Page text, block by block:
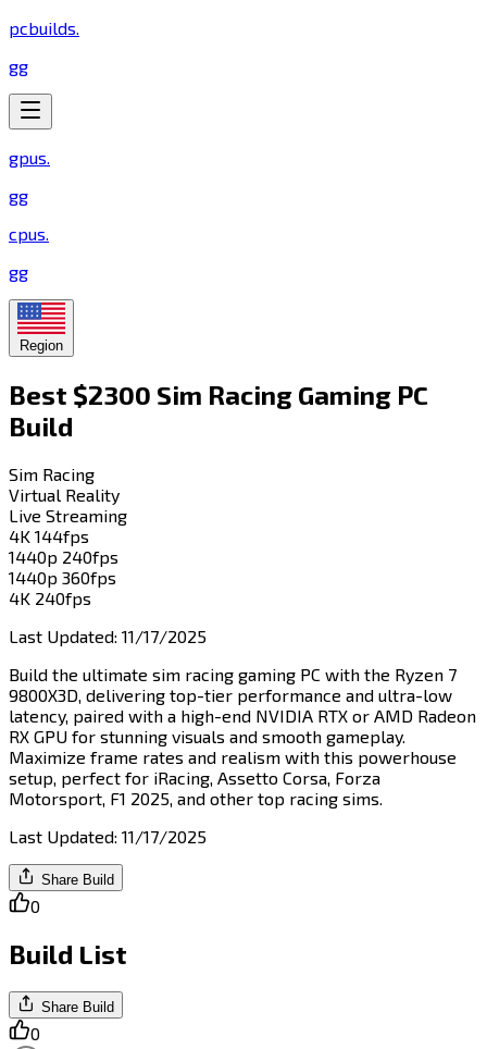
pcbuilds.
gg
gpus.
gg
cpus.
gg
Region
Best $2300 Sim Racing Gaming PC
Build​​​​‌ ‍ ​‍​‍‌‍ ‌ ​‍‌‍‍‌‌‍‌ ‌‍‍‌‌‍ ‍​‍​‍​ ‍‍​‍​‍‌ ​ ‌‍​‌‌‍ ‍‌‍‍‌‌ ‌​‌ ‍‌​‍ ‍‌‍‍‌‌‍ ​‍​‍​‍ ​​‍​‍‌‍‍​‌ ​‍‌‍‌‌‌‍‌‍​‍​‍​ ‍‍​‍​‍​‍ ‌‍​‌‌‍‌​‌‍ ‌‌‍‍‌‌‍ ‍​‍ ‌‍‍‌‌‍ ‍‌ ‌​‌‍‌‌‌‍ ‍‌ ‌​​‍ ‌‍‌‌‌‍‌​‌‍‍‌‌ ‌​​‍ ‌‍ ‌‌‍ ‌‍‌​‌‍‌‌​ ‌‌ ​​‌ ​‍‌‍‌‌‌ ​ ‌‍‌‌‌‍ ‍‌ ‌​‌‍​‌‌ ‌​‌‍‍‌‌‍ ‌‍ ‍​ ‍ ‌‍‍‌‌‍‌​​ ‌​ ‌​​ ​​​ ​‍​ ‍​‌‍​ ​ ‌‍​ ‌‍‌‍​‍​‍ ‌‌‍​‌​ ‌‌​ ‌ ‌‍‌‌​‍ ‌​ ‌​​ ‌‍​ ‌‍​ ​‌​‍ ‌​ ‍​‌‍​‍​ ‍‌​ ‍​​‍ ‌‌‍​‍​ ‍​​ ‍​‌‍‌‍​ ​ ​ ​​​ ​​​ ‍​​ ‌​​ ​​‌‍​ ​ ‍​​ ‍ ‌ ‌​‌ ‍‌‌ ​​‌‍‌‌​ ‌‌‍​‍‌ ‌‌‌‍‍‌‌‍ ​‌‍‌​​ ‍ ‌ ​​‌‍​‌‌ ‌​‌‍‍​​ ‌‌‍‍‌​ ​‌​ ‍​‌‍ ‍‌‌ ‌‍ ‍‌‍​‌‌‍ ‌‌‍‌‌​‍‌‌​ ‌‌‌​​‍‌‌ ‌‍‍ ‌‍‌‌‌ ‍‌​‍‌‌​ ​ ‌​‌​​‍‌‌​ ​ ‌​‌​​‍‌‌​ ​‍​ ​‍‌‍‌‌‌‍ ‍​‍‌‌​ ​‍​ ​‍​‍‌‌​ ‌‌‌​‌​​‍ ‍‌ ‌‍‌‍​‌‌‍ ​‌ ‌‌‌‍‌‌​ ‌‍​‍‌‍​‌‌ ​ ‌‍‌‌‌‌‌‌‌ ​‍‌‍ ​​ ‌​‍‌‌​ ​‍‌​‌‍‌‍​‌‌‍‌​‌‍ ‌‌‍‍‌‌‍ ‍​‍‌‍‌‍‍‌‌‍‌​​ ‌​ ‌​​ ​​​ ​‍​ ‍​‌‍​ ​ ‌‍​ ‌‍‌‍​‍​‍ ‌‌‍​‌​ ‌‌​ ‌ ‌‍‌‌​‍ ‌​ ‌​​ ‌‍​ ‌‍​ ​‌​‍ ‌​ ‍​‌‍​‍​ ‍‌​ ‍​​‍ ‌‌‍​‍​ ‍​​ ‍​‌‍‌‍​ ​ ​ ​​​ ​​​ ‍​​ ‌​​ ​​‌‍​ ​ ‍​​‍‌‍‌ ‌​‌ ‍‌‌ ​​‌‍‌‌​ ‌‌‍​‍‌ ‌‌‌‍‍‌‌‍ ​‌‍‌​​‍‌‍‌ ​​‌‍​‌‌ ‌​‌‍‍​​ ‌‌‍‍‌​ ​‌​ ‍​‌‍ ‍‌‌ ‌‍ ‍‌‍​‌‌‍ ‌‌‍‌‌​‍‌‌​ ‌‌‌​​‍‌‌ ‌‍‍ ‌‍‌‌‌ ‍‌​‍‌‌​ ​ ‌​‌​​‍‌‌​ ​ ‌​‌​​‍‌‌​ ​‍​ ​‍‌‍‌‌‌‍ ‍​‍‌‌​ ​‍​ ​‍​‍‌‌​ ‌‌‌​‌​​‍ ‍‌ ‌‍‌‍​‌‌‍ ​‌ ‌‌‌‍‌‌​‍‌‍‌ ​​‌‍‌‌‌ ​‍‌ ​ ‌ ​​‌‍‌‌‌‍​ ‌ ‌​‌‍‍‌‌ ‌‍‌‍‌‌​ ‌‌ ​​‌ ‌‌‌‍​‍‌‍ ​‌‍‍‌‌ ​ ‌‍‍​‌‍‌‌‌‍‌​​‍​‍‌ ‌
Sim Racing​​​​‌ ‍ ​‍​‍‌‍ ‌ ​‍‌‍‍‌‌‍‌ ‌‍‍‌‌‍ ‍​‍​‍​ ‍‍​‍​‍‌ ​ ‌‍​‌‌‍ ‍‌‍‍‌‌ ‌​‌ ‍‌​‍ ‍‌‍‍‌‌‍ ​‍​‍​‍ ​​‍​‍‌‍‍​‌ ​‍‌‍‌‌‌‍‌‍​‍​‍​ ‍‍​‍​‍​‍ ‌‍​‌‌‍‌​‌‍ ‌‌‍‍‌‌‍ ‍​‍ ‌‍‍‌‌‍ ‍‌ ‌​‌‍‌‌‌‍ ‍‌ ‌​​‍ ‌‍‌‌‌‍‌​‌‍‍‌‌ ‌​​‍ ‌‍ ‌‌‍ ‌‍‌​‌‍‌‌​ ‌‌ ​​‌ ​‍‌‍‌‌‌ ​ ‌‍‌‌‌‍ ‍‌ ‌​‌‍​‌‌ ‌​‌‍‍‌‌‍ ‌‍ ‍​ ‍ ‌‍‍‌‌‍‌​​ ‌​ ‌​​ ‌‍‌‍‌‌​ ‌​​ ​‍​ ‌ ​ ‌ ​ ‍‌​‍ ‌‌‍‌​‌‍‌‌​ ‍‌​ ‍​​‍ ‌​ ‌​‌‍‌​‌‍‌‍​ ‌‍​‍ ‌​ ‍‌‌‍​ ​ ‌​​ ​​​‍ ‌​ ‌‌‌‍‌​​ ​​​ ‌​​ ​‌​ ​‍‌‍​‌‌‍‌‍‌‍‌​​ ‌ ‌‍‌​‌‍‌‍​ ‍ ‌ ‌​‌ ‍‌‌ ​​‌‍‌‌​ ‌‌ ‌​‌‍​‌‌‍‌ ​ ‍ ‌ ​​‌‍​‌‌ ‌​‌‍‍​​ ‌‌‍ ‍‌‍​‌‌‍ ‌‌‍‌‌​ ‌‍​‍‌‍​‌‌ ​ ‌‍‌‌‌‌‌‌‌ ​‍‌‍ ​​ ‌​‍‌‌​ ​‍‌​‌‍‌‍​‌‌‍‌​‌‍ ‌‌‍‍‌‌‍ ‍​‍‌‍‌‍‍‌‌‍‌​​ ‌​ ‌​​ ‌‍‌‍‌‌​ ‌​​ ​‍​ ‌ ​ ‌ ​ ‍‌​‍ ‌‌‍‌​‌‍‌‌​ ‍‌​ ‍​​‍ ‌​ ‌​‌‍‌​‌‍‌‍​ ‌‍​‍ ‌​ ‍‌‌‍​ ​ ‌​​ ​​​‍ ‌​ ‌‌‌‍‌​​ ​​​ ‌​​ ​‌​ ​‍‌‍​‌‌‍‌‍‌‍‌​​ ‌ ‌‍‌​‌‍‌‍​‍‌‍‌ ‌​‌ ‍‌‌ ​​‌‍‌‌​ ‌‌ ‌​‌‍​‌‌‍‌ ​‍‌‍‌ ​​‌‍​‌‌ ‌​‌‍‍​​ ‌‌‍ ‍‌‍​‌‌‍ ‌‌‍‌‌​‍‌‍‌ ​​‌‍‌‌‌ ​‍‌ ​ ‌ ​​‌‍‌‌‌‍​ ‌ ‌​‌‍‍‌‌ ‌‍‌‍‌‌​ ‌‌ ​​‌ ‌‌‌‍​‍‌‍ ​‌‍‍‌‌ ​ ‌‍‍​‌‍‌‌‌‍‌​​‍​‍‌ ‌
Virtual Reality​​​​‌ ‍ ​‍​‍‌‍ ‌ ​‍‌‍‍‌‌‍‌ ‌‍‍‌‌‍ ‍​‍​‍​ ‍‍​‍​‍‌ ​ ‌‍​‌‌‍ ‍‌‍‍‌‌ ‌​‌ ‍‌​‍ ‍‌‍‍‌‌‍ ​‍​‍​‍ ​​‍​‍‌‍‍​‌ ​‍‌‍‌‌‌‍‌‍​‍​‍​ ‍‍​‍​‍​‍ ‌‍​‌‌‍‌​‌‍ ‌‌‍‍‌‌‍ ‍​‍ ‌‍‍‌‌‍ ‍‌ ‌​‌‍‌‌‌‍ ‍‌ ‌​​‍ ‌‍‌‌‌‍‌​‌‍‍‌‌ ‌​​‍ ‌‍ ‌‌‍ ‌‍‌​‌‍‌‌​ ‌‌ ​​‌ ​‍‌‍‌‌‌ ​ ‌‍‌‌‌‍ ‍‌ ‌​‌‍​‌‌ ‌​‌‍‍‌‌‍ ‌‍ ‍​ ‍ ‌‍‍‌‌‍‌​​ ‌​ ​‌​ ​‌‌‍​‌​ ‍‌‌‍‌‌‌‍​‍​ ‌ ​ ​‍​‍ ‌​ ‌​‌‍‌​​ ​‍​ ‌​​‍ ‌​ ‌​​ ​​‌‍‌​​ ​‍​‍ ‌‌‍​‌‌‍​‌‌‍‌​‌‍​‌​‍ ‌‌‍‌‍‌‍‌​‌‍​‍​ ‍‌​ ‌ ​ ‌‍‌‍​‌​ ‌ ‌‍​‍​ ‍​​ ‍‌‌‍‌‍​ ‍ ‌ ‌​‌ ‍‌‌ ​​‌‍‌‌​ ‌‌ ‌​‌‍​‌‌‍‌ ​ ‍ ‌ ​​‌‍​‌‌ ‌​‌‍‍​​ ‌‌‍ ‍‌‍​‌‌‍ ‌‌‍‌‌​ ‌‍​‍‌‍​‌‌ ​ ‌‍‌‌‌‌‌‌‌ ​‍‌‍ ​​ ‌​‍‌‌​ ​‍‌​‌‍‌‍​‌‌‍‌​‌‍ ‌‌‍‍‌‌‍ ‍​‍‌‍‌‍‍‌‌‍‌​​ ‌​ ​‌​ ​‌‌‍​‌​ ‍‌‌‍‌‌‌‍​‍​ ‌ ​ ​‍​‍ ‌​ ‌​‌‍‌​​ ​‍​ ‌​​‍ ‌​ ‌​​ ​​‌‍‌​​ ​‍​‍ ‌‌‍​‌‌‍​‌‌‍‌​‌‍​‌​‍ ‌‌‍‌‍‌‍‌​‌‍​‍​ ‍‌​ ‌ ​ ‌‍‌‍​‌​ ‌ ‌‍​‍​ ‍​​ ‍‌‌‍‌‍​‍‌‍‌ ‌​‌ ‍‌‌ ​​‌‍‌‌​ ‌‌ ‌​‌‍​‌‌‍‌ ​‍‌‍‌ ​​‌‍​‌‌ ‌​‌‍‍​​ ‌‌‍ ‍‌‍​‌‌‍ ‌‌‍‌‌​‍‌‍‌ ​​‌‍‌‌‌ ​‍‌ ​ ‌ ​​‌‍‌‌‌‍​ ‌ ‌​‌‍‍‌‌ ‌‍‌‍‌‌​ ‌‌ ​​‌ ‌‌‌‍​‍‌‍ ​‌‍‍‌‌ ​ ‌‍‍​‌‍‌‌‌‍‌​​‍​‍‌ ‌
Live Streaming​​​​‌ ‍ ​‍​‍‌‍ ‌ ​‍‌‍‍‌‌‍‌ ‌‍‍‌‌‍ ‍​‍​‍​ ‍‍​‍​‍‌ ​ ‌‍​‌‌‍ ‍‌‍‍‌‌ ‌​‌ ‍‌​‍ ‍‌‍‍‌‌‍ ​‍​‍​‍ ​​‍​‍‌‍‍​‌ ​‍‌‍‌‌‌‍‌‍​‍​‍​ ‍‍​‍​‍​‍ ‌‍​‌‌‍‌​‌‍ ‌‌‍‍‌‌‍ ‍​‍ ‌‍‍‌‌‍ ‍‌ ‌​‌‍‌‌‌‍ ‍‌ ‌​​‍ ‌‍‌‌‌‍‌​‌‍‍‌‌ ‌​​‍ ‌‍ ‌‌‍ ‌‍‌​‌‍‌‌​ ‌‌ ​​‌ ​‍‌‍‌‌‌ ​ ‌‍‌‌‌‍ ‍‌ ‌​‌‍​‌‌ ‌​‌‍‍‌‌‍ ‌‍ ‍​ ‍ ‌‍‍‌‌‍‌​​ ‌​ ​‌‌‍​‍​ ‌‍‌‍​‌‌‍​ ​ ​‌‌‍​‍​ ​‍​‍ ‌‌‍‌​​ ‌ ​ ‍​​ ‌‍​‍ ‌​ ‌​​ ‍​‌‍‌‌​ ‍‌​‍ ‌‌‍​‍​ ​‌‌‍‌‌‌‍‌​​‍ ‌​ ​​‌‍​‍​ ‍‌​ ‌ ‌‍​‍‌‍‌​​ ‌ ​ ‌ ​ ​‌‌‍‌​​ ​​‌‍‌​​ ‍ ‌ ‌​‌ ‍‌‌ ​​‌‍‌‌​ ‌‌ ‌​‌‍​‌‌‍‌ ​ ‍ ‌ ​​‌‍​‌‌ ‌​‌‍‍​​ ‌‌‍ ‍‌‍​‌‌‍ ‌‌‍‌‌​ ‌‍​‍‌‍​‌‌ ​ ‌‍‌‌‌‌‌‌‌ ​‍‌‍ ​​ ‌​‍‌‌​ ​‍‌​‌‍‌‍​‌‌‍‌​‌‍ ‌‌‍‍‌‌‍ ‍​‍‌‍‌‍‍‌‌‍‌​​ ‌​ ​‌‌‍​‍​ ‌‍‌‍​‌‌‍​ ​ ​‌‌‍​‍​ ​‍​‍ ‌‌‍‌​​ ‌ ​ ‍​​ ‌‍​‍ ‌​ ‌​​ ‍​‌‍‌‌​ ‍‌​‍ ‌‌‍​‍​ ​‌‌‍‌‌‌‍‌​​‍ ‌​ ​​‌‍​‍​ ‍‌​ ‌ ‌‍​‍‌‍‌​​ ‌ ​ ‌ ​ ​‌‌‍‌​​ ​​‌‍‌​​‍‌‍‌ ‌​‌ ‍‌‌ ​​‌‍‌‌​ ‌‌ ‌​‌‍​‌‌‍‌ ​‍‌‍‌ ​​‌‍​‌‌ ‌​‌‍‍​​ ‌‌‍ ‍‌‍​‌‌‍ ‌‌‍‌‌​‍‌‍‌ ​​‌‍‌‌‌ ​‍‌ ​ ‌ ​​‌‍‌‌‌‍​ ‌ ‌​‌‍‍‌‌ ‌‍‌‍‌‌​ ‌‌ ​​‌ ‌‌‌‍​‍‌‍ ​‌‍‍‌‌ ​ ‌‍‍​‌‍‌‌‌‍‌​​‍​‍‌ ‌
4K 144fps​​​​‌ ‍ ​‍​‍‌‍ ‌ ​‍‌‍‍‌‌‍‌ ‌‍‍‌‌‍ ‍​‍​‍​ ‍‍​‍​‍‌ ​ ‌‍​‌‌‍ ‍‌‍‍‌‌ ‌​‌ ‍‌​‍ ‍‌‍‍‌‌‍ ​‍​‍​‍ ​​‍​‍‌‍‍​‌ ​‍‌‍‌‌‌‍‌‍​‍​‍​ ‍‍​‍​‍​‍ ‌‍​‌‌‍‌​‌‍ ‌‌‍‍‌‌‍ ‍​‍ ‌‍‍‌‌‍ ‍‌ ‌​‌‍‌‌‌‍ ‍‌ ‌​​‍ ‌‍‌‌‌‍‌​‌‍‍‌‌ ‌​​‍ ‌‍ ‌‌‍ ‌‍‌​‌‍‌‌​ ‌‌ ​​‌ ​‍‌‍‌‌‌ ​ ‌‍‌‌‌‍ ‍‌ ‌​‌‍​‌‌ ‌​‌‍‍‌‌‍ ‌‍ ‍​ ‍ ‌‍‍‌‌‍‌​​ ‌​ ‌ ‌‍​‍‌‍‌‍​ ​‍‌‍‌‍‌‍‌​​ ​‍‌‍‌‌​‍ ‌‌‍​‍‌‍​ ​ ‌​​ ​‍​‍ ‌​ ‌​​ ‍‌​ ‍​​ ‍‌​‍ ‌​ ‍​‌‍‌​​ ​ ​ ‌​​‍ ‌​ ‌‍‌‍​‌​ ‍​​ ​​​ ‍​​ ‍​​ ​ ​ ‌​​ ​ ​ ‌​​ ‍​‌‍​‌​ ‍ ‌ ‌​‌ ‍‌‌ ​​‌‍‌‌​ ‌‌ ​​‌‍‌‌‌ ​‍‌‍‌‍‌‍ ‌ ​‍‌‍ ‌‌‍​‌‌‍ ‍‌‍​ ‌‍‌‌​ ‍ ‌ ​​‌‍​‌‌ ‌​‌‍‍​​ ‌‌‍ ‍‌‍​‌‌‍ ‌‌‍‌‌​ ‌‍​‍‌‍​‌‌ ​ ‌‍‌‌‌‌‌‌‌ ​‍‌‍ ​​ ‌​‍‌‌​ ​‍‌​‌‍‌‍​‌‌‍‌​‌‍ ‌‌‍‍‌‌‍ ‍​‍‌‍‌‍‍‌‌‍‌​​ ‌​ ‌ ‌‍​‍‌‍‌‍​ ​‍‌‍‌‍‌‍‌​​ ​‍‌‍‌‌​‍ ‌‌‍​‍‌‍​ ​ ‌​​ ​‍​‍ ‌​ ‌​​ ‍‌​ ‍​​ ‍‌​‍ ‌​ ‍​‌‍‌​​ ​ ​ ‌​​‍ ‌​ ‌‍‌‍​‌​ ‍​​ ​​​ ‍​​ ‍​​ ​ ​ ‌​​ ​ ​ ‌​​ ‍​‌‍​‌​‍‌‍‌ ‌​‌ ‍‌‌ ​​‌‍‌‌​ ‌‌ ​​‌‍‌‌‌ ​‍‌‍‌‍‌‍ ‌ ​‍‌‍ ‌‌‍​‌‌‍ ‍‌‍​ ‌‍‌‌​‍‌‍‌ ​​‌‍​‌‌ ‌​‌‍‍​​ ‌‌‍ ‍‌‍​‌‌‍ ‌‌‍‌‌​‍‌‍‌ ​​‌‍‌‌‌ ​‍‌ ​ ‌ ​​‌‍‌‌‌‍​ ‌ ‌​‌‍‍‌‌ ‌‍‌‍‌‌​ ‌‌ ​​‌ ‌‌‌‍​‍‌‍ ​‌‍‍‌‌ ​ ‌‍‍​‌‍‌‌‌‍‌​​‍​‍‌ ‌
1440p 240fps​​​​‌ ‍ ​‍​‍‌‍ ‌ ​‍‌‍‍‌‌‍‌ ‌‍‍‌‌‍ ‍​‍​‍​ ‍‍​‍​‍‌ ​ ‌‍​‌‌‍ ‍‌‍‍‌‌ ‌​‌ ‍‌​‍ ‍‌‍‍‌‌‍ ​‍​‍​‍ ​​‍​‍‌‍‍​‌ ​‍‌‍‌‌‌‍‌‍​‍​‍​ ‍‍​‍​‍​‍ ‌‍​‌‌‍‌​‌‍ ‌‌‍‍‌‌‍ ‍​‍ ‌‍‍‌‌‍ ‍‌ ‌​‌‍‌‌‌‍ ‍‌ ‌​​‍ ‌‍‌‌‌‍‌​‌‍‍‌‌ ‌​​‍ ‌‍ ‌‌‍ ‌‍‌​‌‍‌‌​ ‌‌ ​​‌ ​‍‌‍‌‌‌ ​ ‌‍‌‌‌‍ ‍‌ ‌​‌‍​‌‌ ‌​‌‍‍‌‌‍ ‌‍ ‍​ ‍ ‌‍‍‌‌‍‌​​ ‌‌‍​‍​ ​‌​ ​ ‌‍‌‍​ ​‍‌‍‌‍‌‍​ ​ ‍​​‍ ‌​ ​‌‌‍‌‌‌‍​‌​ ​‌​‍ ‌​ ‌​‌‍​‌‌‍​ ​ ​‍​‍ ‌​ ‍​​ ​​​ ‌‍‌‍​ ​‍ ‌‌‍​‌​ ​​​ ‍​​ ‍​​ ‍​​ ‌‍​ ‌ ​ ‌ ​ ​‍​ ‍​​ ​ ​ ​ ​ ‍ ‌ ‌​‌ ‍‌‌ ​​‌‍‌‌​ ‌‌ ​​‌‍‌‌‌ ​‍‌‍‌‍‌‍ ‌ ​‍‌‍ ‌‌‍​‌‌‍ ‍‌‍​ ‌‍‌‌​ ‍ ‌ ​​‌‍​‌‌ ‌​‌‍‍​​ ‌‌‍ ‍‌‍​‌‌‍ ‌‌‍‌‌​ ‌‍​‍‌‍​‌‌ ​ ‌‍‌‌‌‌‌‌‌ ​‍‌‍ ​​ ‌​‍‌‌​ ​‍‌​‌‍‌‍​‌‌‍‌​‌‍ ‌‌‍‍‌‌‍ ‍​‍‌‍‌‍‍‌‌‍‌​​ ‌‌‍​‍​ ​‌​ ​ ‌‍‌‍​ ​‍‌‍‌‍‌‍​ ​ ‍​​‍ ‌​ ​‌‌‍‌‌‌‍​‌​ ​‌​‍ ‌​ ‌​‌‍​‌‌‍​ ​ ​‍​‍ ‌​ ‍​​ ​​​ ‌‍‌‍​ ​‍ ‌‌‍​‌​ ​​​ ‍​​ ‍​​ ‍​​ ‌‍​ ‌ ​ ‌ ​ ​‍​ ‍​​ ​ ​ ​ ​‍‌‍‌ ‌​‌ ‍‌‌ ​​‌‍‌‌​ ‌‌ ​​‌‍‌‌‌ ​‍‌‍‌‍‌‍ ‌ ​‍‌‍ ‌‌‍​‌‌‍ ‍‌‍​ ‌‍‌‌​‍‌‍‌ ​​‌‍​‌‌ ‌​‌‍‍​​ ‌‌‍ ‍‌‍​‌‌‍ ‌‌‍‌‌​‍‌‍‌ ​​‌‍‌‌‌ ​‍‌ ​ ‌ ​​‌‍‌‌‌‍​ ‌ ‌​‌‍‍‌‌ ‌‍‌‍‌‌​ ‌‌ ​​‌ ‌‌‌‍​‍‌‍ ​‌‍‍‌‌ ​ ‌‍‍​‌‍‌‌‌‍‌​​‍​‍‌ ‌
1440p 360fps​​​​‌ ‍ ​‍​‍‌‍ ‌ ​‍‌‍‍‌‌‍‌ ‌‍‍‌‌‍ ‍​‍​‍​ ‍‍​‍​‍‌ ​ ‌‍​‌‌‍ ‍‌‍‍‌‌ ‌​‌ ‍‌​‍ ‍‌‍‍‌‌‍ ​‍​‍​‍ ​​‍​‍‌‍‍​‌ ​‍‌‍‌‌‌‍‌‍​‍​‍​ ‍‍​‍​‍​‍ ‌‍​‌‌‍‌​‌‍ ‌‌‍‍‌‌‍ ‍​‍ ‌‍‍‌‌‍ ‍‌ ‌​‌‍‌‌‌‍ ‍‌ ‌​​‍ ‌‍‌‌‌‍‌​‌‍‍‌‌ ‌​​‍ ‌‍ ‌‌‍ ‌‍‌​‌‍‌‌​ ‌‌ ​​‌ ​‍‌‍‌‌‌ ​ ‌‍‌‌‌‍ ‍‌ ‌​‌‍​‌‌ ‌​‌‍‍‌‌‍ ‌‍ ‍​ ‍ ‌‍‍‌‌‍‌​​ ‌​ ‌‍​ ‌‌​ ‍​‌‍​‍​ ‌​​ ‌​‌‍‌​‌‍​ ​‍ ‌​ ‌​​ ‌‍‌‍​ ​ ‌​​‍ ‌​ ‌​​ ‌‌​ ‍​​ ​‌​‍ ‌​ ‍‌​ ‌‌‌‍‌‍​ ‌ ​‍ ‌​ ​ ​ ‌ ​ ‍‌‌‍‌‌​ ‌‌​ ​ ​ ‌‍‌‍​ ​ ​‍​ ‌​‌‍‌‍​ ‍‌​ ‍ ‌ ‌​‌ ‍‌‌ ​​‌‍‌‌​ ‌‌ ​​‌‍‌‌‌ ​‍‌‍‌‍‌‍ ‌ ​‍‌‍ ‌‌‍​‌‌‍ ‍‌‍​ ‌‍‌‌​ ‍ ‌ ​​‌‍​‌‌ ‌​‌‍‍​​ ‌‌‍ ‍‌‍​‌‌‍ ‌‌‍‌‌​ ‌‍​‍‌‍​‌‌ ​ ‌‍‌‌‌‌‌‌‌ ​‍‌‍ ​​ ‌​‍‌‌​ ​‍‌​‌‍‌‍​‌‌‍‌​‌‍ ‌‌‍‍‌‌‍ ‍​‍‌‍‌‍‍‌‌‍‌​​ ‌​ ‌‍​ ‌‌​ ‍​‌‍​‍​ ‌​​ ‌​‌‍‌​‌‍​ ​‍ ‌​ ‌​​ ‌‍‌‍​ ​ ‌​​‍ ‌​ ‌​​ ‌‌​ ‍​​ ​‌​‍ ‌​ ‍‌​ ‌‌‌‍‌‍​ ‌ ​‍ ‌​ ​ ​ ‌ ​ ‍‌‌‍‌‌​ ‌‌​ ​ ​ ‌‍‌‍​ ​ ​‍​ ‌​‌‍‌‍​ ‍‌​‍‌‍‌ ‌​‌ ‍‌‌ ​​‌‍‌‌​ ‌‌ ​​‌‍‌‌‌ ​‍‌‍‌‍‌‍ ‌ ​‍‌‍ ‌‌‍​‌‌‍ ‍‌‍​ ‌‍‌‌​‍‌‍‌ ​​‌‍​‌‌ ‌​‌‍‍​​ ‌‌‍ ‍‌‍​‌‌‍ ‌‌‍‌‌​‍‌‍‌ ​​‌‍‌‌‌ ​‍‌ ​ ‌ ​​‌‍‌‌‌‍​ ‌ ‌​‌‍‍‌‌ ‌‍‌‍‌‌​ ‌‌ ​​‌ ‌‌‌‍​‍‌‍ ​‌‍‍‌‌ ​ ‌‍‍​‌‍‌‌‌‍‌​​‍​‍‌ ‌
4K 240fps​​​​‌ ‍ ​‍​‍‌‍ ‌ ​‍‌‍‍‌‌‍‌ ‌‍‍‌‌‍ ‍​‍​‍​ ‍‍​‍​‍‌ ​ ‌‍​‌‌‍ ‍‌‍‍‌‌ ‌​‌ ‍‌​‍ ‍‌‍‍‌‌‍ ​‍​‍​‍ ​​‍​‍‌‍‍​‌ ​‍‌‍‌‌‌‍‌‍​‍​‍​ ‍‍​‍​‍​‍ ‌‍​‌‌‍‌​‌‍ ‌‌‍‍‌‌‍ ‍​‍ ‌‍‍‌‌‍ ‍‌ ‌​‌‍‌‌‌‍ ‍‌ ‌​​‍ ‌‍‌‌‌‍‌​‌‍‍‌‌ ‌​​‍ ‌‍ ‌‌‍ ‌‍‌​‌‍‌‌​ ‌‌ ​​‌ ​‍‌‍‌‌‌ ​ ‌‍‌‌‌‍ ‍‌ ‌​‌‍​‌‌ ‌​‌‍‍‌‌‍ ‌‍ ‍​ ‍ ‌‍‍‌‌‍‌​​ ‌‌‍​‍​ ‌‍​ ​‍‌‍‌‌‌‍​‌​ ​‍‌‍​‍​ ‌​​‍ ‌​ ​​​ ‌​‌‍‌‍​ ‌​​‍ ‌​ ‌​‌‍‌​‌‍​‍​ ​‌​‍ ‌‌‍​‌​ ‌ ​ ‌​​ ​‌​‍ ‌​ ‌‌​ ‍​​ ‌​​ ‌‍​ ​ ​ ‍​‌‍‌‍​ ‌‌​ ‍​​ ‌‍​ ‌​‌‍‌‌​ ‍ ‌ ‌​‌ ‍‌‌ ​​‌‍‌‌​ ‌‌ ​​‌‍‌‌‌ ​‍‌‍‌‍‌‍ ‌ ​‍‌‍ ‌‌‍​‌‌‍ ‍‌‍​ ‌‍‌‌​ ‍ ‌ ​​‌‍​‌‌ ‌​‌‍‍​​ ‌‌‍ ‍‌‍​‌‌‍ ‌‌‍‌‌​ ‌‍​‍‌‍​‌‌ ​ ‌‍‌‌‌‌‌‌‌ ​‍‌‍ ​​ ‌​‍‌‌​ ​‍‌​‌‍‌‍​‌‌‍‌​‌‍ ‌‌‍‍‌‌‍ ‍​‍‌‍‌‍‍‌‌‍‌​​ ‌‌‍​‍​ ‌‍​ ​‍‌‍‌‌‌‍​‌​ ​‍‌‍​‍​ ‌​​‍ ‌​ ​​​ ‌​‌‍‌‍​ ‌​​‍ ‌​ ‌​‌‍‌​‌‍​‍​ ​‌​‍ ‌‌‍​‌​ ‌ ​ ‌​​ ​‌​‍ ‌​ ‌‌​ ‍​​ ‌​​ ‌‍​ ​ ​ ‍​‌‍‌‍​ ‌‌​ ‍​​ ‌‍​ ‌​‌‍‌‌​‍‌‍‌ ‌​‌ ‍‌‌ ​​‌‍‌‌​ ‌‌ ​​‌‍‌‌‌ ​‍‌‍‌‍‌‍ ‌ ​‍‌‍ ‌‌‍​‌‌‍ ‍‌‍​ ‌‍‌‌​‍‌‍‌ ​​‌‍​‌‌ ‌​‌‍‍​​ ‌‌‍ ‍‌‍​‌‌‍ ‌‌‍‌‌​‍‌‍‌ ​​‌‍‌‌‌ ​‍‌ ​ ‌ ​​‌‍‌‌‌‍​ ‌ ‌​‌‍‍‌‌ ‌‍‌‍‌‌​ ‌‌ ​​‌ ‌‌‌‍​‍‌‍ ​‌‍‍‌‌ ​ ‌‍‍​‌‍‌‌‌‍‌​​‍​‍‌ ‌
Last Updated: 11/17/2025
Build the ultimate sim racing gaming PC with the Ryzen 7
9800X3D, delivering top-tier performance and ultra-low
latency, paired with a high-end NVIDIA RTX or AMD Radeon
RX GPU for stunning visuals and smooth gameplay.
Maximize frame rates and realism with this powerhouse
setup, perfect for iRacing, Assetto Corsa, Forza
Motorsport, F1 2025, and other top racing sims.​​​​‌ ‍ ​‍​‍‌‍ ‌ ​‍‌‍‍‌‌‍‌ ‌‍‍‌‌‍ ‍​‍​‍​ ‍‍​‍​‍‌ ​ ‌‍​‌‌‍ ‍‌‍‍‌‌ ‌​‌ ‍‌​‍ ‍‌‍‍‌‌‍ ​‍​‍​‍ ​​‍​‍‌‍‍​‌ ​‍‌‍‌‌‌‍‌‍​‍​‍​ ‍‍​‍​‍​‍ ‌‍​‌‌‍‌​‌‍ ‌‌‍‍‌‌‍ ‍​‍ ‌‍‍‌‌‍ ‍‌ ‌​‌‍‌‌‌‍ ‍‌ ‌​​‍ ‌‍‌‌‌‍‌​‌‍‍‌‌ ‌​​‍ ‌‍ ‌‌‍ ‌‍‌​‌‍‌‌​ ‌‌ ​​‌ ​‍‌‍‌‌‌ ​ ‌‍‌‌‌‍ ‍‌ ‌​‌‍​‌‌ ‌​‌‍‍‌‌‍ ‌‍ ‍​ ‍ ‌‍‍‌‌‍‌​​ ‌​ ‌​​ ​​​ ​‍​ ‍​‌‍​ ​ ‌‍​ ‌‍‌‍​‍​‍ ‌‌‍​‌​ ‌‌​ ‌ ‌‍‌‌​‍ ‌​ ‌​​ ‌‍​ ‌‍​ ​‌​‍ ‌​ ‍​‌‍​‍​ ‍‌​ ‍​​‍ ‌‌‍​‍​ ‍​​ ‍​‌‍‌‍​ ​ ​ ​​​ ​​​ ‍​​ ‌​​ ​​‌‍​ ​ ‍​​ ‍ ‌ ‌​‌ ‍‌‌ ​​‌‍‌‌​ ‌‌‍​‍‌ ‌‌‌‍‍‌‌‍ ​‌‍‌​​ ‍ ‌ ​​‌‍​‌‌ ‌​‌‍‍​​ ‌‌‍‍‌​ ​‌​ ‍​‌‍ ‍‌‌ ‌ ​ ‌‍‍​‌‍ ‌ ​‍‌ ‌​‌‌ ‌‍‌​‌‍‌‌‌ ​ ‌‍​ ​‍‌‌​ ‌‌‌​​‍‌‌ ‌‍‍ ‌‍‌‌‌ ‍‌​‍‌‌​ ​ ‌​‌​​‍‌‌​ ​ ‌​‌​​‍‌‌​ ​‍​ ​‍‌‍‌‌‌‍ ‍​‍‌‌​ ​‍​ ​‍​‍‌‌​ ‌‌‌​‌​​‍ ‍‌ ‌‍‌‍​‌‌‍ ​‌ ‌‌‌‍‌‌​‍‌‌​ ‌‌‌​​‍‌‌ ‌‍‍ ‌‍‌‌‌ ‍‌​‍‌‌​ ​ ‌​‌​​‍‌‌​ ​ ‌​‌​​‍‌‌​ ​‍​ ​‍​ ​​​ ‌‌​ ‍‌​ ​‌​ ​​​ ‍​​ ‌‍​ ‌‌​ ​‌‌‍​‌​ ‌‍​ ​ ​‍‌‌​ ​‍​ ​‍​‍‌‌​ ‌‌‌​‌​​‍ ‍‌‍​ ‌‍‍​‌‍‍‌‌‍ ​‌‍‌​‌ ​‍‌‍‌‌‌‍ ‍​‍‌‌​ ‌‌‌​​‍‌‌ ‌‍‍ ‌‍‌‌‌ ‍‌​‍‌‌​ ​ ‌​‌​​‍‌‌​ ​ ‌​‌​​‍‌‌​ ​‍​ ​‍​ ​ ​ ‍‌​ ‍‌​ ‍​‌‍‌‍‌‍​‍​ ‌​‌‍‌​​ ‌​‌‍‌‌‌‍‌‌​ ‌ ​‍‌‌​ ​‍​ ​‍​‍‌‌​ ‌‌‌​‌​​‍ ‍‌ ‌​‌‍‌‌‌ ‍​‌ ‌​​ ‌‍​‍‌‍​‌‌ ​ ‌‍‌‌‌‌‌‌‌ ​‍‌‍ ​​ ‌​‍‌‌​ ​‍‌​‌‍‌‍​‌‌‍‌​‌‍ ‌‌‍‍‌‌‍ ‍​‍‌‍‌‍‍‌‌‍‌​​ ‌​ ‌​​ ​​​ ​‍​ ‍​‌‍​ ​ ‌‍​ ‌‍‌‍​‍​‍ ‌‌‍​‌​ ‌‌​ ‌ ‌‍‌‌​‍ ‌​ ‌​​ ‌‍​ ‌‍​ ​‌​‍ ‌​ ‍​‌‍​‍​ ‍‌​ ‍​​‍ ‌‌‍​‍​ ‍​​ ‍​‌‍‌‍​ ​ ​ ​​​ ​​​ ‍​​ ‌​​ ​​‌‍​ ​ ‍​​‍‌‍‌ ‌​‌ ‍‌‌ ​​‌‍‌‌​ ‌‌‍​‍‌ ‌‌‌‍‍‌‌‍ ​‌‍‌​​‍‌‍‌ ​​‌‍​‌‌ ‌​‌‍‍​​ ‌‌‍‍‌​ ​‌​ ‍​‌‍ ‍‌‌ ‌ ​ ‌‍‍​‌‍ ‌ ​‍‌ ‌​‌‌ ‌‍‌​‌‍‌‌‌ ​ ‌‍​ ​‍‌‌​ ‌‌‌​​‍‌‌ ‌‍‍ ‌‍‌‌‌ ‍‌​‍‌‌​ ​ ‌​‌​​‍‌‌​ ​ ‌​‌​​‍‌‌​ ​‍​ ​‍‌‍‌‌‌‍ ‍​‍‌‌​ ​‍​ ​‍​‍‌‌​ ‌‌‌​‌​​‍ ‍‌ ‌‍‌‍​‌‌‍ ​‌ ‌‌‌‍‌‌​‍‌‌​ ‌‌‌​​‍‌‌ ‌‍‍ ‌‍‌‌‌ ‍‌​‍‌‌​ ​ ‌​‌​​‍‌‌​ ​ ‌​‌​​‍‌‌​ ​‍​ ​‍​ ​​​ ‌‌​ ‍‌​ ​‌​ ​​​ ‍​​ ‌‍​ ‌‌​ ​‌‌‍​‌​ ‌‍​ ​ ​‍‌‌​ ​‍​ ​‍​‍‌‌​ ‌‌‌​‌​​‍ ‍‌‍​ ‌‍‍​‌‍‍‌‌‍ ​‌‍‌​‌ ​‍‌‍‌‌‌‍ ‍​‍‌‌​ ‌‌‌​​‍‌‌ ‌‍‍ ‌‍‌‌‌ ‍‌​‍‌‌​ ​ ‌​‌​​‍‌‌​ ​ ‌​‌​​‍‌‌​ ​‍​ ​‍​ ​ ​ ‍‌​ ‍‌​ ‍​‌‍‌‍‌‍​‍​ ‌​‌‍‌​​ ‌​‌‍‌‌‌‍‌‌​ ‌ ​‍‌‌​ ​‍​ ​‍​‍‌‌​ ‌‌‌​‌​​‍ ‍‌ ‌​‌‍‌‌‌ ‍​‌ ‌​​‍‌‍‌ ​​‌‍‌‌‌ ​‍‌ ​ ‌ ​​‌‍‌‌‌‍​ ‌ ‌​‌‍‍‌‌ ‌‍‌‍‌‌​ ‌‌ ​​‌ ‌‌‌‍​‍‌‍ ​‌‍‍‌‌ ​ ‌‍‍​‌‍‌‌‌‍‌​​‍​‍‌ ‌
Last Updated: 11/17/2025
Share Build
0
Build List
Share Build
0